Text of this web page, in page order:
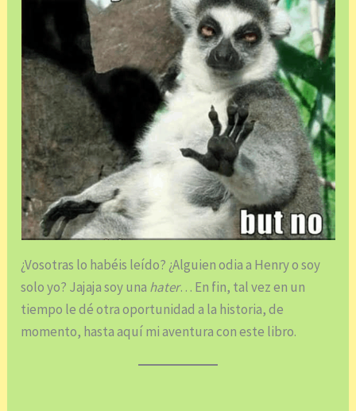
¿Vosotras lo habéis leído? ¿Alguien odia a Henry o soy
solo yo? Jajaja soy una hater… En fin, tal vez en un
tiempo le dé otra oportunidad a la historia, de
momento, hasta aquí mi aventura con este libro.